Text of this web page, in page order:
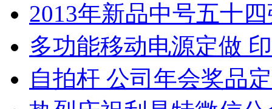
2013年新品中号五十
多功能移动电源定做
自拍杆 公司年会奖品